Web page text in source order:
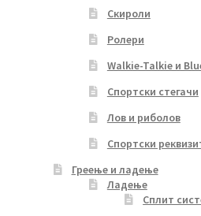
Скироли
Ролери
Walkie-Talkie и
Спортски стегачи
Лов и риболов
Спортски
Греење и ладење
Ладење
Сплит